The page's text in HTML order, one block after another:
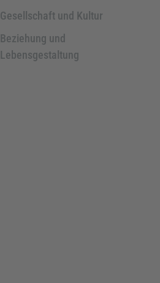
Gesellschaft und Kultur
Beziehung und
Lebensgestaltung